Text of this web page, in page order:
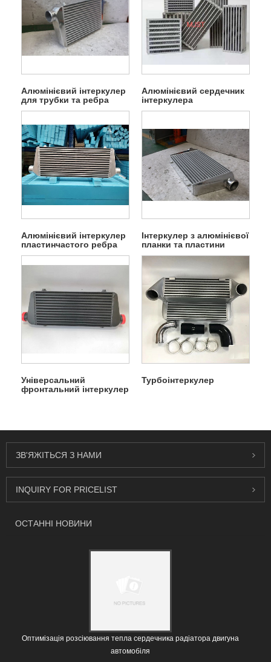
Алюмінієвий інтеркулер
для трубки та ребра
Алюмінієвий сердечник
інтеркулера
Алюмінієвий інтеркулер
пластинчастого ребра
Інтеркулер з алюмінієвої
планки та пластини
Універсальний
фронтальний інтеркулер
Турбоінтеркулер
ЗВ'ЯЖІТЬСЯ З НАМИ
INQUIRY FOR PRICELIST
ОСТАННІ НОВИНИ
Оптимізація розсіювання тепла сердечника радіатора двигуна
автомобіля